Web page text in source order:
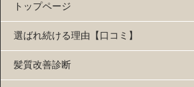
トップページ
選ばれ続ける理由【口コミ】
髪質改善診断